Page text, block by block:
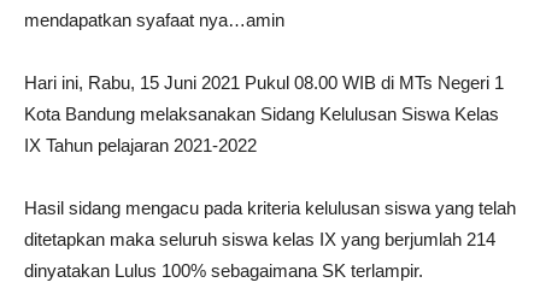
mendapatkan syafaat nya…amin
Hari ini, Rabu, 15 Juni 2021 Pukul 08.00 WIB di MTs Negeri 1
Kota Bandung melaksanakan Sidang Kelulusan Siswa Kelas
IX Tahun pelajaran 2021-2022
Hasil sidang mengacu pada kriteria kelulusan siswa yang telah
ditetapkan maka seluruh siswa kelas IX yang berjumlah 214
dinyatakan Lulus 100% sebagaimana SK terlampir.